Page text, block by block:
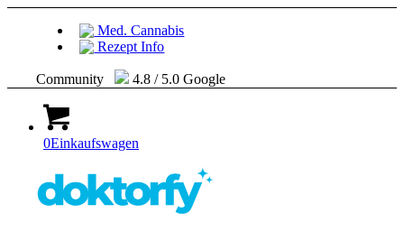
Med. Cannabis
Rezept Info
Community 4.8 / 5.0 Google
0Einkaufswagen